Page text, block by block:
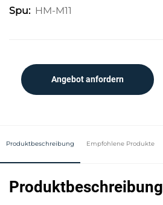
Spu: HM-M11
Angebot anfordern
Produktbeschreibung Empfohlene Produkte
Produktbeschreibung